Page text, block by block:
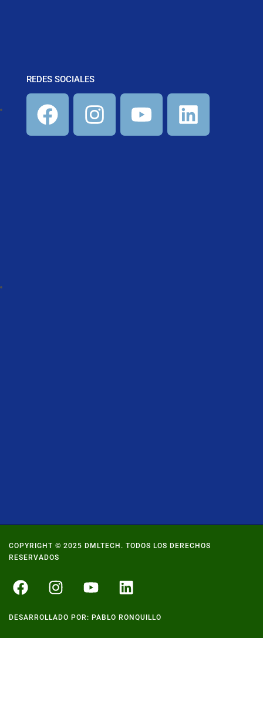
REDES SOCIALES
COPYRIGHT © 2025 DMLTECH. TODOS LOS DERECHOS
RESERVADOS
DESARROLLADO POR: PABLO RONQUILLO